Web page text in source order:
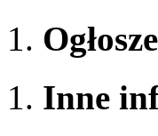
Inne